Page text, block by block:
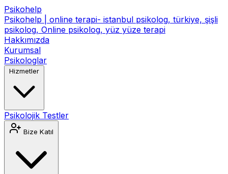
Psikohelp
Psikohelp | online terapi- istanbul psikolog, türkiye, şişli
psikolog, Online psikolog, yüz yüze terapi
Hakkımızda
Kurumsal
Psikologlar
Hizmetler
Psikolojik Testler
Bize Katıl